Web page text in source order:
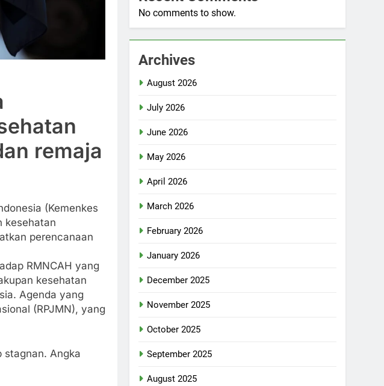
remaja
(Kemenkes
kesehatan
perencanaan
RMNCAH yang
kesehatan
Agenda yang
(RPJMN), yang
stagnan. Angka
No comments to show.
Archives
August 2026
July 2026
June 2026
May 2026
April 2026
March 2026
February 2026
January 2026
December 2025
November 2025
October 2025
September 2025
August 2025